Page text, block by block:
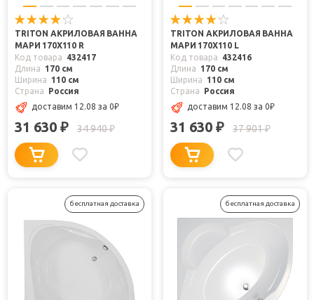
TRITON АКРИЛОВАЯ ВАННА
МАРИ 170X110 R
Код товара
432417
Длина
170 см
Ширина
110 см
Страна
Россия
доставим 12.08 за 0₽
31 630 ₽ 34 940₽
TRITON АКРИЛОВАЯ ВАННА
МАРИ 170X110 L
Код товара
432416
Длина
170 см
Ширина
110 см
Страна
Россия
доставим 12.08 за 0₽
31 630 ₽ 37 901₽
бесплатная доставка бесплатная доставка